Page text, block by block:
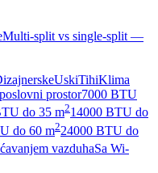
Multi-split vs single-split —
UskiTihiKlima
prostor7000 BTU
do 35 m214000 BTU do
do 60 m224000 BTU do
vazduhaSa Wi-